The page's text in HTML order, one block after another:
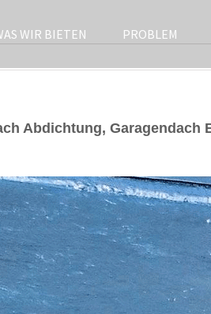
WIR BIETEN PROBLEM
Abdichtung, Garagendach